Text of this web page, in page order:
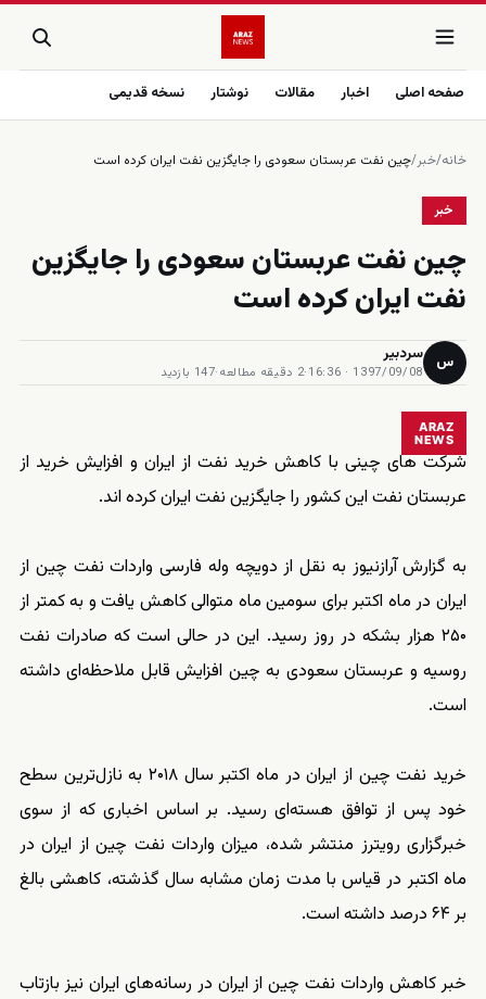
صفحه اصلی اخبار مقالات نوشتار نسخه قدیمی
خانه/خبر/چین نفت عربستان سعودی را جایگزین نفت ایران کرده است
خبر
چین نفت عربستان سعودی را جایگزین
نفت ایران کرده است
س سردبیر
1397/09/08 · 16:36
·2 دقیقه مطالعه ·147 بازدید
ARAZ
NEWS
شرکت های چینی با کاهش خرید نفت از ایران و افزایش خرید از
عربستان نفت این کشور را جایگزین نفت ایران کرده اند.
به گزارش آرازنیوز به نقل از دویچه وله فارسی واردات نفت چین از
ایران در ماه اکتبر برای سومین ماه متوالی کاهش یافت و به کمتر از
۲۵۰ هزار بشکه در روز رسید. این در حالی است که صادرات نفت
روسیه و عربستان سعودی به چین افزایش قابل ملاحظه‌ای داشته
است.
خرید نفت چین از ایران در ماه اکتبر سال ۲۰۱۸ به نازل‌ترین سطح
خود پس از توافق هسته‌ای رسید. بر اساس اخباری که از سوی
خبرگزاری رویترز منتشر شده، میزان واردات نفت چین از ایران در
ماه اکتبر در قیاس با مدت زمان مشابه سال گذشته، کاهشی بالغ
بر ۶۴ درصد داشته است.
خبر کاهش واردات نفت چین از ایران در رسانه‌های ایران نیز بازتاب